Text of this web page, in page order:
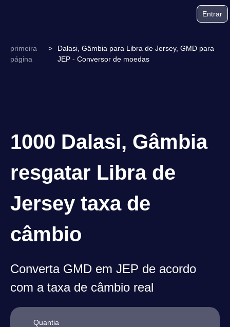
Entrar
primeira
página
>
Dalasi, Gâmbia para Libra de Jersey, GMD para
JEP - Conversor de moedas
1000 Dalasi, Gâmbia
resgatar Libra de
Jersey taxa de
câmbio
Converta GMD em JEP de acordo
com a taxa de câmbio real
Quantia